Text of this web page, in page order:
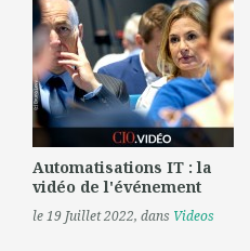
Automatisations IT : la
vidéo de l'événement
le 19 Juillet 2022, dans Videos